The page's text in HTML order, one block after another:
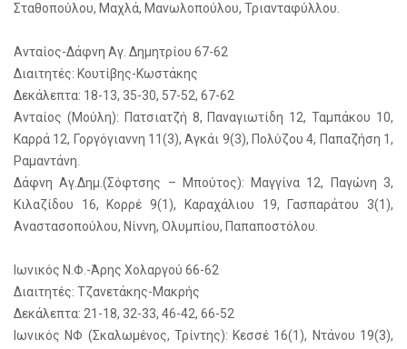
Σταθοπούλου, Μαχλά, Μανωλοπούλου, Τριανταφύλλου.
Ανταίος-Δάφνη Αγ. Δημητρίου 67-62
Διαιτητές: Κουτίβης-Κωστάκης
Δεκάλεπτα: 18-13, 35-30, 57-52, 67-62
Ανταίος (Μούλη): Πατσιατζή 8, Παναγιωτίδη 12, Ταμπάκου 10,
Καρρά 12, Γοργόγιαννη 11(3), Αγκάι 9(3), Πολύζου 4, Παπαζήση 1,
Ραμαντάνη.
Δάφνη Αγ.Δημ.(Σόφτσης – Μπούτος): Μαγγίνα 12, Παγώνη 3,
Κιλαζίδου 16, Κορρέ 9(1), Καραχάλιου 19, Γασπαράτου 3(1),
Αναστασοπούλου, Νίννη, Ολυμπίου, Παπαποστόλου.
Ιωνικός Ν.Φ.-Άρης Χολαργού 66-62
Διαιτητές: Τζανετάκης-Μακρής
Δεκάλεπτα: 21-18, 32-33, 46-42, 66-52
Ιωνικός ΝΦ (Σκαλωμένος, Τρίντης): Κεσσέ 16(1), Ντάνου 19(3),